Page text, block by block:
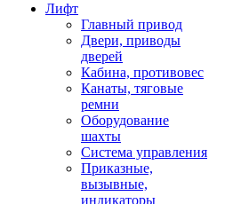
Лифт
Главный привод
Двери, приводы
дверей
Кабина, противовес
Канаты, тяговые
ремни
Оборудование
шахты
Система управления
Приказные,
вызывные,
индикаторы